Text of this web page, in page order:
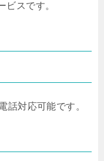
ビスです。
話対応可能です。